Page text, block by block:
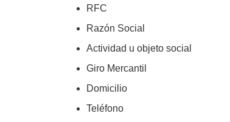
RFC
Razón Social
Actividad u objeto social
Giro Mercantil
Domicilio
Teléfono